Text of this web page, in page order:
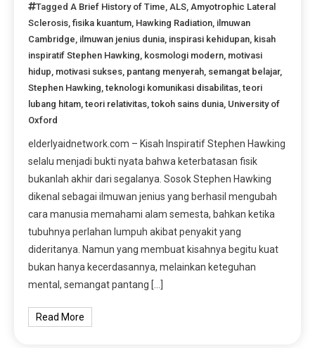
Tagged A Brief History of Time ALS Amyotrophic Lateral
Sclerosis ,fisika kuantum Hawking Radiation ilmuwan
Cambridge ilmuwan jenius dunia inspirasi kehidupan kisah
inspiratif Stephen Hawking kosmologi modern motivasi
hidup motivasi sukses pantang menyerah semangat belajar,
Stephen Hawking ,teknologi komunikasi disabilitas ,teori
lubang hitam ,teori relativitas ,tokoh sains dunia University of
Oxford
elderlyaidnetwork.com – Kisah Inspiratif Stephen Hawking
selalu menjadi bukti nyata bahwa keterbatasan fisik
bukanlah akhir dari segalanya. Sosok Stephen Hawking
dikenal sebagai ilmuwan jenius yang berhasil mengubah
cara manusia memahami alam semesta, bahkan ketika
tubuhnya perlahan lumpuh akibat penyakit yang
dideritanya. Namun yang membuat kisahnya begitu kuat
bukan hanya kecerdasannya, melainkan keteguhan
mental, semangat pantang […]
Read More